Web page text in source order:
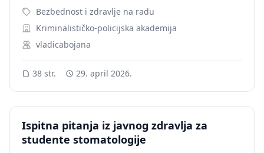
Bezbednost i zdravlje na radu
Kriminalističko-policijska akademija
vladicabojana
38 str. 29. april 2026.
Ispitna pitanja iz javnog zdravlja za
studente stomatologije